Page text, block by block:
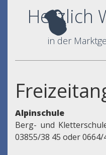
Herzlich
in der
Alpinschule
Berg- und
03855/38 45 oder 0664/